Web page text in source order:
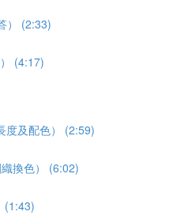
） (2:33)
(4:17)
度及配色） (2:59)
換色） (6:02)
(1:43)